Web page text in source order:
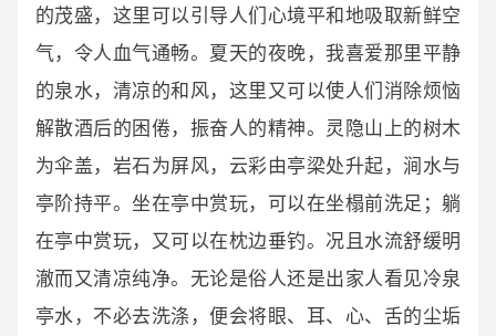
的茂盛，这里可以引导人们心境平和地吸取新鲜空
气，令人血气通畅。夏天的夜晚，我喜爱那里平静
的泉水，清凉的和风，这里又可以使人们消除烦恼
解散酒后的困倦，振奋人的精神。灵隐山上的树木
为伞盖，岩石为屏风，云彩由亭梁处升起，涧水与
亭阶持平。坐在亭中赏玩，可以在坐榻前洗足；躺
在亭中赏玩，又可以在枕边垂钓。况且水流舒缓明
澈而又清凉纯净。无论是俗人还是出家人看见冷泉
亭水，不必去洗涤，便会将眼、耳、心、舌的尘垢